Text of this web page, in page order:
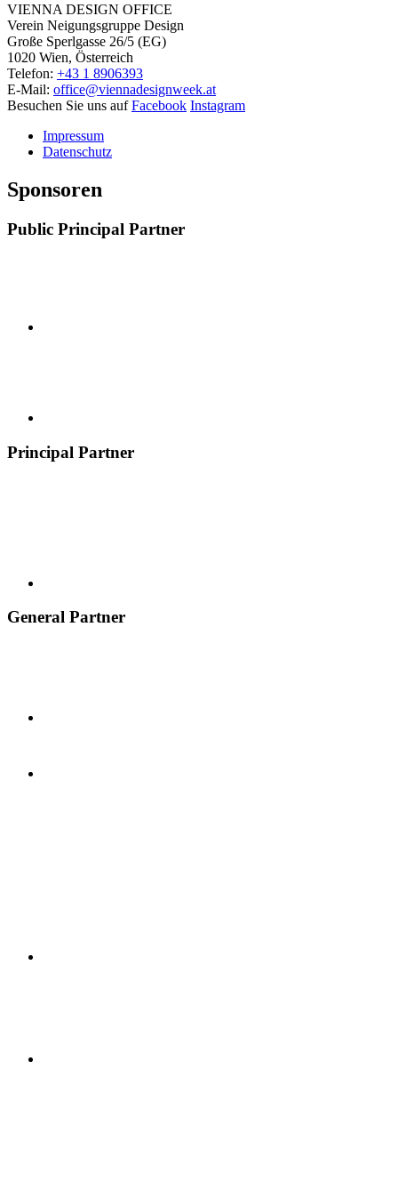
VIENNA DESIGN OFFICE
Verein Neigungsgruppe Design
Große Sperlgasse 26/5 (EG)
1020 Wien, Österreich
Telefon: +43 1 8906393
E-Mail: office@viennadesignweek.at
Besuchen Sie uns aufFacebook Instagram
Impressum
Datenschutz
Sponsoren
Public Principal Partner
Principal Partner
General Partner